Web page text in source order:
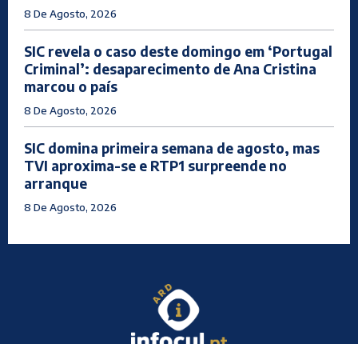
8 De Agosto, 2026
SIC revela o caso deste domingo em ‘Portugal
Criminal’: desaparecimento de Ana Cristina
marcou o país
8 De Agosto, 2026
SIC domina primeira semana de agosto, mas
TVI aproxima-se e RTP1 surpreende no
arranque
8 De Agosto, 2026